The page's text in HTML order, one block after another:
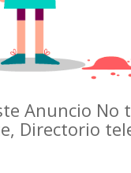
Anuncio No
Directorio